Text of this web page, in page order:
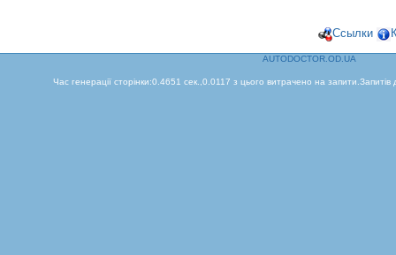
Ссылки
AUTODOCTOR.OD.UA
Час генерації сторінки:0.4651 сек.,0.0117 з цього витрачено на